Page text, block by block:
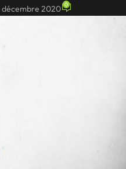
décembre 2020 0